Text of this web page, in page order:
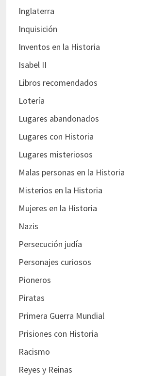
Inglaterra
Inquisición
Inventos en la Historia
Isabel II
Libros recomendados
Lotería
Lugares abandonados
Lugares con Historia
Lugares misteriosos
Malas personas en la Historia
Misterios en la Historia
Mujeres en la Historia
Nazis
Persecución judía
Personajes curiosos
Pioneros
Piratas
Primera Guerra Mundial
Prisiones con Historia
Racismo
Reyes y Reinas